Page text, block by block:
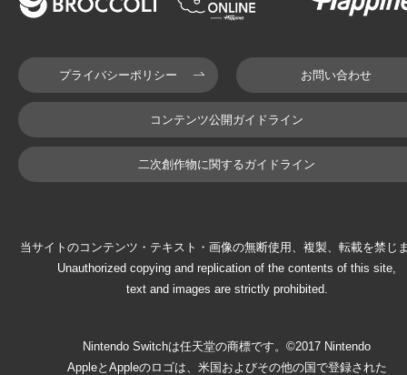
プライバシーポリシー お問い合わせ
コンテンツ公開ガイドライン
二次創作物に関するガイドライン
当サイトのコンテンツ・テキスト・画像の無断使用、複製、転載を禁じ
Unauthorized copying and replication of the contents of this site,
text and images are strictly prohibited.
Nintendo Switchは任天堂の商標です。©2017 Nintendo
AppleとAppleのロゴは、米国およびその他の国で登録された